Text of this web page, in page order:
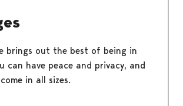
brings out the best of being in
can have peace and privacy, and
in all sizes.